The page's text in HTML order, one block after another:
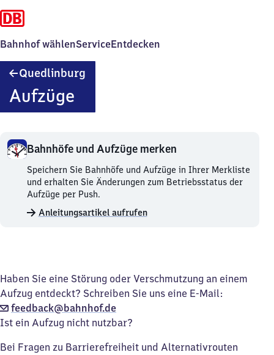
Bahnhof wählenServiceEntdecken
Quedlinburg
Aufzüge
Bahnhöfe und Aufzüge merken
Bahnhöfe
und
Aufzüge
merken.
Speichern Sie Bahnhöfe und Aufzüge in Ihrer Merkliste
und erhalten Sie Änderungen zum Betriebsstatus der
Aufzüge per Push.
Anleitungsartikel aufrufen
Haben Sie eine Störung oder Verschmutzung an einem
Aufzug entdeckt? Schreiben Sie uns eine E-Mail:
feedback@bahnhof.de
Ist ein Aufzug nicht nutzbar?
Bei Fragen zu Barrierefreiheit und Alternativrouten